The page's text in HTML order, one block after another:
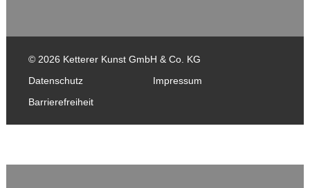
© 2026 Ketterer Kunst GmbH & Co. KG
Datenschutz
Impressum
Barrierefreiheit